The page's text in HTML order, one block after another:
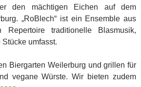
den mächtigen Eichen auf dem
„RoBlech“ ist ein Ensemble aus
Repertoire traditionelle Blasmusik,
umfasst.
Biergarten Weilerburg und grillen für
vegane Würste. Wir bieten zudem